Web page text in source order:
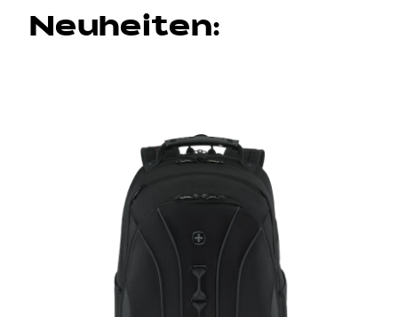
Neuheiten: